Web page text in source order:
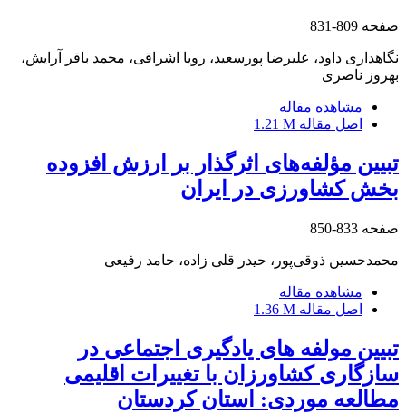
صفحه 809-831
نگاهداری داود، علیرضا پورسعید، رویا اشراقی، محمد باقر آرایش،
بهروز ناصری
مشاهده مقاله
اصل مقاله 1.21 M
تبیین مؤلفه‌های اثرگذار بر ارزش افزوده
بخش کشاورزی در ایران
صفحه 833-850
محمدحسین ذوقی‌پور، حیدر قلی زاده، حامد رفیعی
مشاهده مقاله
اصل مقاله 1.36 M
تبیین مولفه های یادگیری اجتماعی در
سازگاری کشاورزان با تغییرات اقلیمی
مطالعه موردی: استان کردستان